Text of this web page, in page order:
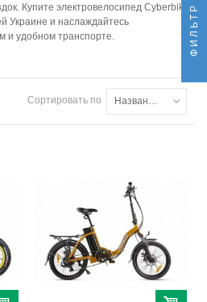
Купите электровелосипед Cyberbike
Украине и наслаждайтесь
и удобном транспорте.
Сортировать по Названию товара: от А до Я
ФИЛЬТР